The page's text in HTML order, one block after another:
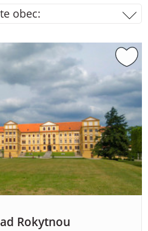
obec:
Rokytnou